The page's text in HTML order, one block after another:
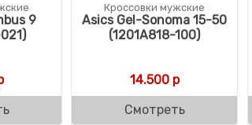
9
Кроссовки мужские
Asics Gel-Sonoma 15-50
(1201A818-100)
14.500р
Смотреть